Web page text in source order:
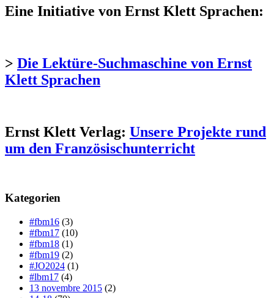
Eine Initiative von Ernst Klett Sprachen:
> Die Lektüre-Suchmaschine von Ernst
Klett Sprachen
Ernst Klett Verlag: Unsere Projekte rund
um den Französischunterricht
Kategorien
#fbm16 (3)
#fbm17 (10)
#fbm18 (1)
#fbm19 (2)
#JO2024 (1)
#lbm17 (4)
13 novembre 2015 (2)